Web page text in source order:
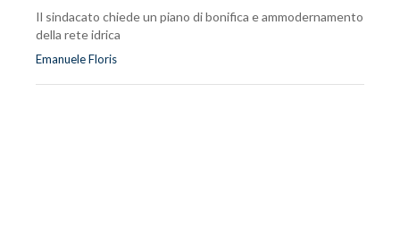
Il sindacato chiede un piano di bonifica e ammodernamento
della rete idrica
Emanuele Floris